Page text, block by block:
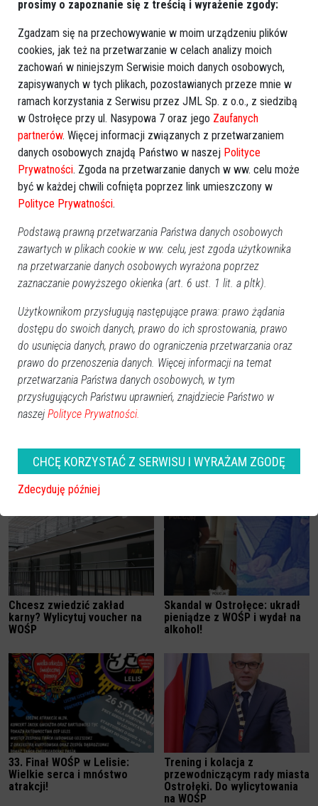
Więcej o:wośp,Ostrołęka,SP6,szóstka
Zobacz również
Chcesz zwiedzić zakład
karny? Wylicytuj voucher na
WOŚP
Skandal w Ostrołęce: ukradł
pieniądze z WOŚP i wydał na
alkohol!
33. Finał WOŚP w Lelisie:
Wielkie serca i mnóstwo
atrakcji!
Trening i kolacja z
przewodniczącym rady miasta
Ostrołęki. Do wylicytowania
na WOŚP
prosimy o zapoznanie się z treścią i wyrażenie zgody:
Zgadzam się na przechowywanie w moim urządzeniu plików
cookies, jak też na przetwarzanie w celach analizy moich
zachowań w niniejszym Serwisie moich danych osobowych,
zapisywanych w tych plikach, pozostawianych przeze mnie w
ramach korzystania z Serwisu przez JML Sp. z o.o., z siedzibą
w Ostrołęce przy ul. Nasypowa 7 oraz jego Zaufanych
partnerów. Więcej informacji związanych z przetwarzaniem
danych osobowych znajdą Państwo w naszej Polityce
Prywatności. Zgoda na przetwarzanie danych w ww. celu może
być w każdej chwili cofnięta poprzez link umieszczony w
Polityce Prywatności.
Podstawą prawną przetwarzania Państwa danych osobowych
zawartych w plikach cookie w ww. celu, jest zgoda użytkownika
na przetwarzanie danych osobowych wyrażona poprzez
zaznaczanie powyższego okienka (art. 6 ust. 1 lit. a pltk).
Użytkownikom przysługują następujące prawa: prawo żądania
dostępu do swoich danych, prawo do ich sprostowania, prawo
do usunięcia danych, prawo do ograniczenia przetwarzania oraz
prawo do przenoszenia danych. Więcej informacji na temat
przetwarzania Państwa danych osobowych, w tym
przysługujących Państwu uprawnień, znajdziecie Państwo w
naszej Polityce Prywatności.
CHCĘ KORZYSTAĆ Z SERWISU I WYRAŻAM ZGODĘ
Zdecyduję później